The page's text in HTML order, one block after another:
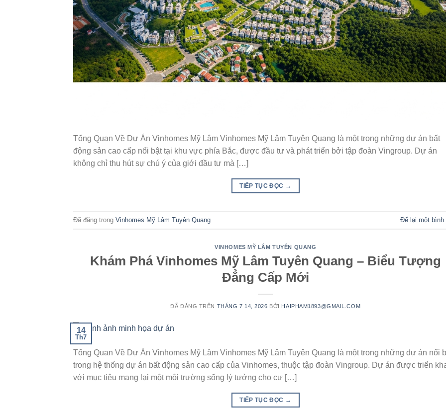
Tổng Quan Về Dự Án Vinhomes Mỹ Lâm Vinhomes Mỹ Lâm Tuyên Quang là một trong những dự án bất
động sản cao cấp nổi bật tại khu vực phía Bắc, được đầu tư và phát triển bởi tập đoàn Vingroup. Dự án
không chỉ thu hút sự chú ý của giới đầu tư mà […]
TIẾP TỤC ĐỌC →
Đã đăng trong Vinhomes Mỹ Lâm Tuyên Quang Để lại một bình
VINHOMES MỸ LÂM TUYÊN QUANG
Khám Phá Vinhomes Mỹ Lâm Tuyên Quang – Biểu Tượng
Đẳng Cấp Mới
ĐÃ ĐĂNG TRÊN THÁNG 7 14, 2026 BỞI HAIPHAM1893@GMAIL.COM
14
Th7
Tổng Quan Về Dự Án Vinhomes Mỹ Lâm Vinhomes Mỹ Lâm Tuyên Quang là một trong những dự án nổi
trong hệ thống dự án bất động sản cao cấp của Vinhomes, thuộc tập đoàn Vingroup. Dự án được triển
với mục tiêu mang lại một môi trường sống lý tưởng cho cư […]
TIẾP TỤC ĐỌC →